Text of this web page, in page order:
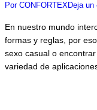
Por CONFORTEXDeja un
En nuestro mundo
formas y reglas, por
sexo casual o
variedad de